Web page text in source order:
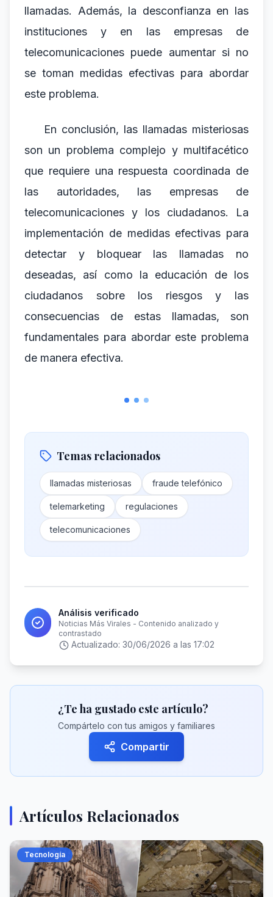
llamadas. Además, la desconfianza en las
instituciones y en las empresas de
telecomunicaciones puede aumentar si no
se toman medidas efectivas para abordar
este problema.
En conclusión, las llamadas misteriosas
son un problema complejo y multifacético
que requiere una respuesta coordinada de
las autoridades, las empresas de
telecomunicaciones y los ciudadanos. La
implementación de medidas efectivas para
detectar y bloquear las llamadas no
deseadas, así como la educación de los
ciudadanos sobre los riesgos y las
consecuencias de estas llamadas, son
fundamentales para abordar este problema
de manera efectiva.
Temas relacionados
llamadas misteriosas fraude telefónico
telemarketing regulaciones
telecomunicaciones
Análisis verificado
Noticias Más Virales - Contenido analizado y
contrastado
Actualizado: 30/06/2026 a las 17:02
¿Te ha gustado este artículo?
Compártelo con tus amigos y familiares
Compartir
Artículos Relacionados
Tecnología